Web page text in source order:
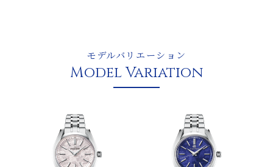
モデルバリエーション
Model Variation